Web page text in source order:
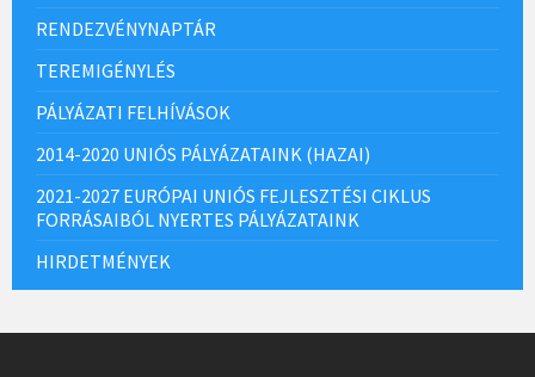
RENDEZVÉNYNAPTÁR
TEREMIGÉNYLÉS
PÁLYÁZATI FELHÍVÁSOK
2014-2020 UNIÓS PÁLYÁZATAINK (HAZAI)
2021-2027 EURÓPAI UNIÓS FEJLESZTÉSI CIKLUS
FORRÁSAIBÓL NYERTES PÁLYÁZATAINK
HIRDETMÉNYEK